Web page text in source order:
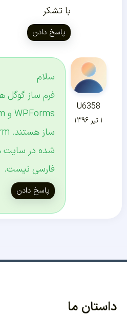
با تشکر
پاسخ دادن
U6358
۱ تیر ۱۳۹۶
سلام
فرم ساز گوگل
فارسی نیست.
پاسخ دادن
داستان ما